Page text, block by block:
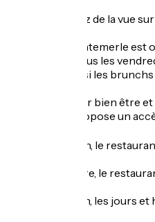
Vous profiterez de la vue
La table du Cantemerle
live musique tous les
Retrouvez aussi les
Enfin pour allier bien être
à la journée propose un
En haute saison, le
D'avril à octobre, le
Sur réservation, les jours